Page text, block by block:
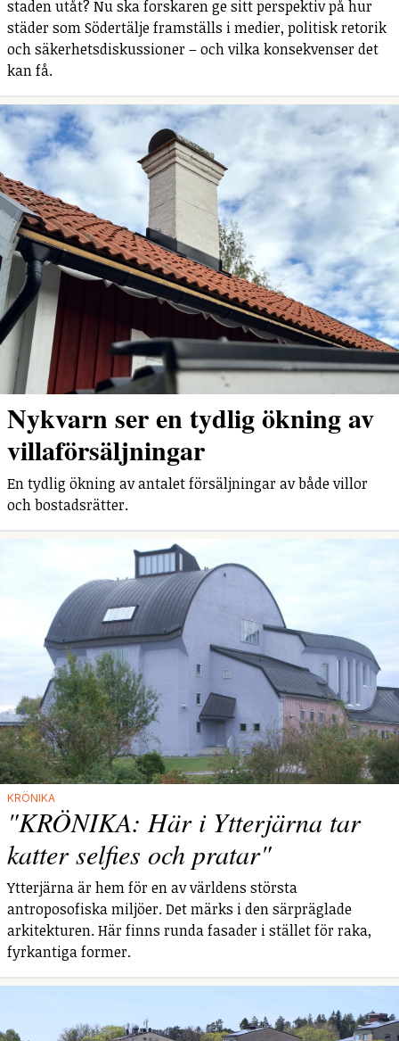
staden utåt? Nu ska forskaren ge sitt perspektiv på hur
städer som Södertälje framställs i medier, politisk retorik
och säkerhetsdiskussioner – och vilka konsekvenser det
kan få.
Nykvarn ser en tydlig ökning av
villaförsäljningar
En tydlig ökning av antalet försäljningar av både villor
och bostadsrätter.
KRÖNIKA
"KRÖNIKA: Här i Ytterjärna tar
katter selfies och pratar"
Ytterjärna är hem för en av världens största
antroposofiska miljöer. Det märks i den särpräglade
arkitekturen. Här finns runda fasader i stället för raka,
fyrkantiga former.